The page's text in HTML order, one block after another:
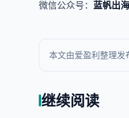
微信公众号： 蓝帆出
本文由爱盈利整理发
继续阅读